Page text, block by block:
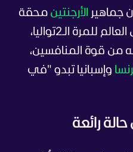
أن جماهير الأرجنتين محقة
في الحلم بإحراز لقب كأس العالم للمرة الـ2تواليا،
من قوة المنافسين،
وإسبانيا تبدو "في
رائعة